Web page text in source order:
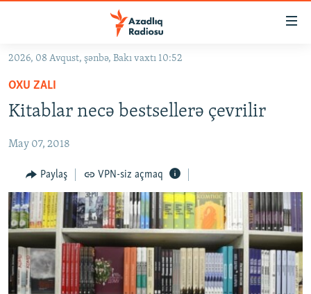
Əsas
qayıt
Əsas
qayıt
#İZAHLA
#ƏSLINDƏ
FƏRQƏ BAX
QANUNI DOĞRU
ARAŞDIRMA
MULTIMEDIA
VIDEO
RADIO ARXIV
2026, 08 Avqust, şənbə, Bakı vaxtı 10:52
OXU ZALI
Kitablar necə bestsellerə çevrilir
May 07, 2018
Paylaş VPN-siz açmaq